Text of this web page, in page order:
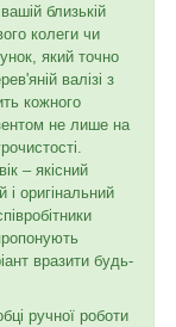
близькій
колеги чи
який точно
валізі з
кожного
не лише на
– якісний
і оригінальний
вразити будь-
ручної роботи